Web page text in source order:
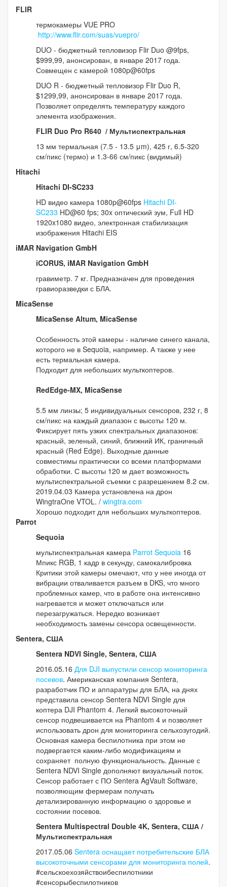
FLIR
термокамеры VUE PRO
http://www.flir.com/suas/vuepro/
DUO - бюджетный тепловизор Flir Duo @9fps,
$999,99, анонсирован, в январе 2017 года.
Совмещен с камерой 1080p@60fps
DUO R - бюджетный тепловизор Flir Duo R,
$1299,99, анонсирован в январе 2017 года.
Позволяет определять температуру каждого
элемента изображения.
FLIR Duo Pro R640 / Мультиспектральная
13 мм термальная (7.5 - 13.5 μm), 425 г, 6.5-320
см/пикс (термо) и 1.3-66 см/пикс (видимый)
Hitachi
Hitachi DI-SC233
HD видео камера 1080p@60fps Hitachi DI-
SC233 HD@60 fps; 30x оптический зум, Full HD
1920x1080 видео, электронная стабилизация
изображения Hitachi EIS
iMAR Navigation GmbH
iCORUS, iMAR Navigation GmbH
гравиметр. 7 кг. Предназначен для проведения
гравиоразведки с БЛА.
MicaSense
MicaSense Altum, MicaSense
Особенность этой камеры - наличие синего канала,
которого не в Sequoia, например. А также у нее
есть термальная камера.
Подходит для небольших мульткоптеров.
RedEdge-MX, MicaSense
5.5 мм линзы; 5 индивидуальных сенсоров, 232 г, 8
см/пикс на каждый диапазон с высоты 120 м.
Фиксирует пять узких спектральных диапазонов:
красный, зеленый, синий, ближний ИК, граничный
красный (Red Edge). Выходные данные
совместимы практически со всеми платформами
обработки. С высоты 120 м дает возможность
мультиспектральной съемки с разрешением 8.2 см.
2019.04.03 Камера установлена на дрон
WingtraOne VTOL. / wingtra.com
Хорошо подходит для небольших мульткоптеров.
Parrot
Sequoia
мультиспектральная камера Parrot Sequoia 16
Мпикс RGB, 1 кадр в секунду, самокалибровка
Критики этой камеры омечают, что у нее иногда от
вибрации отваливается разъем в DKS, что много
проблемных камер, что в работе она интенсивно
нагревается и может отключаться или
перезагружаться. Нередко возникает
необходимость замены сенсора освещенности.
Sentera, США
Sentera NDVI Single, Sentera, США
2016.05.16 Для DJI выпустили сенсор мониторинга
посевов. Американская компания Sentera,
разработчик ПО и аппаратуры для БЛА, на днях
представила сенсор Sentera NDVI Single для
коптера DJI Phantom 4. Легкий высокоточный
сенсор подвешивается на Phantom 4 и позволяет
использовать дрон для мониторинга сельхозугодий.
Основная камера беспилотника при этом не
подвергается каким-либо модификациям и
сохраняет полную функциональность. Данные с
Sentera NDVI Single дополняют визуальный поток.
Сенсор работает с ПО Sentera AgVault Software,
позволяющим фермерам получать
детализированную информацию о здоровье и
состоянии посевов.
Sentera Multispectral Double 4K, Sentera, США /
Мультиспектральная
2017.05.06 Sentera оснащает потребительские БЛА
высокоточными сенсорами для мониторинга полей.
#сельскоехозяйствоибеспилотники
#сенсорыбеспилотников